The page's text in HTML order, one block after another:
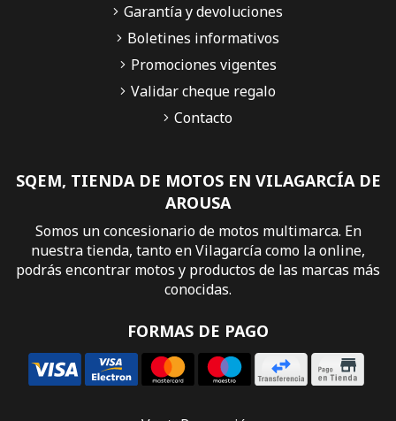
SQEM, TIENDA DE MOTOS EN VILAGARCÍA DE
AROUSA
Somos un concesionario de motos multimarca. En
nuestra tienda, tanto en Vilagarcía como la online,
podrás encontrar motos y productos de las marcas más
conocidas.
FORMAS DE PAGO
Garantía y devoluciones
Boletines informativos
Promociones vigentes
Validar cheque regalo
Contacto